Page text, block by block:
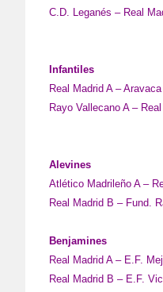
C.D. Leganés – Real
Infantiles
Real Madrid A –
Rayo Vallecano A –
Alevines
Atlético Madrileño A –
Real Madrid B –
Benjamines
Real Madrid A – E.F.
Real Madrid B – E.F.